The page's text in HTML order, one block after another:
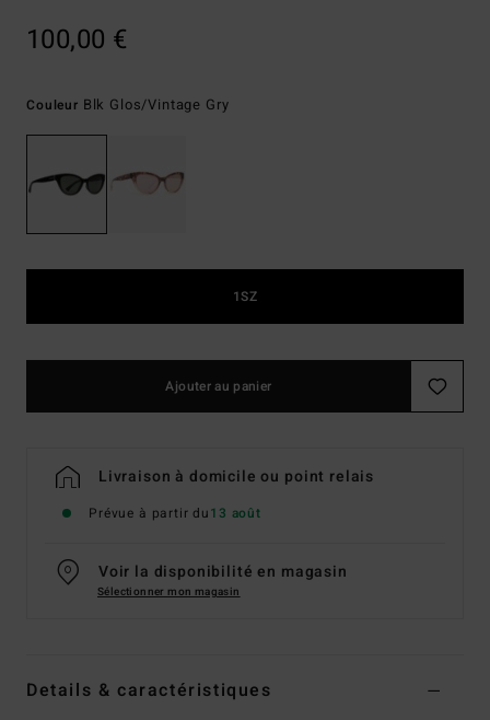
100,00 €
Couleur Blk Glos/vintage Gry
1SZ
Ajouter au panier
Livraison à domicile ou point relais
Prévue à partir du13 août
Voir la disponibilité en magasin
Sélectionner mon magasin
Details & caractéristiques